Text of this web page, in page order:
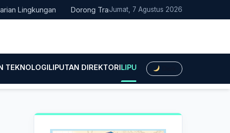
Dorong Transisi Energi di NTT, PLN UPK Timor dan
Jumat, 7 Agustus 2026
TEKNOLOGILIPUTAN DIREKTORILIPUTAN HUKUMLIPUTAN